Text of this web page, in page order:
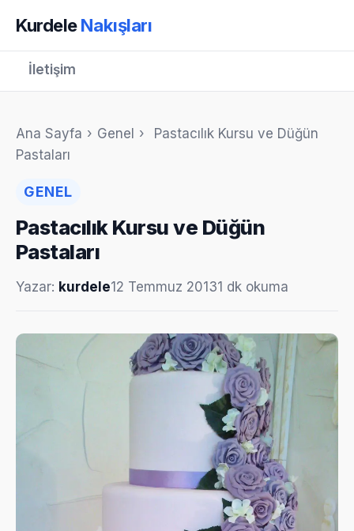
KurdeleNakışları
İletişim
Ana Sayfa › Genel ›
Pastacılık Kursu ve Düğün
Pastaları
GENEL
Pastacılık Kursu ve Düğün
Pastaları
Yazar: kurdele12 Temmuz 20131 dk okuma